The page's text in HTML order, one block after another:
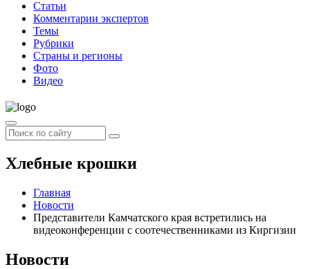
Статьи
Комментарии экспертов
Темы
Рубрики
Страны и регионы
Фото
Видео
Хлебные крошки
Главная
Новости
Представители Камчатского края встретились на
видеоконференции с соотечественниками из Киргизии
Новости